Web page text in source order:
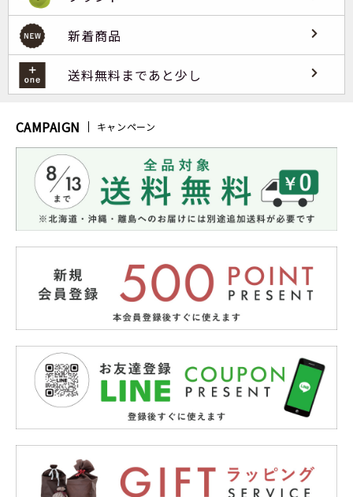
新着商品
送料無料まであと少し
CAMPAIGN キャンペーン